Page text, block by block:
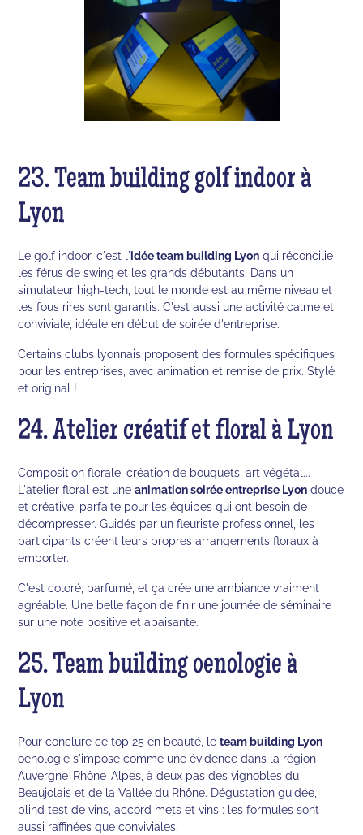
23. Team building golf indoor à
Lyon
Le golf indoor, c'est l'idée team building Lyon qui réconcilie
les férus de swing et les grands débutants. Dans un
simulateur high-tech, tout le monde est au même niveau et
les fous rires sont garantis. C'est aussi une activité calme et
conviviale, idéale en début de soirée d'entreprise.
Certains clubs lyonnais proposent des formules spécifiques
pour les entreprises, avec animation et remise de prix. Stylé
et original !
24. Atelier créatif et floral à Lyon
Composition florale, création de bouquets, art végétal...
L'atelier floral est uneanimation soirée entreprise Lyon douce
et créative, parfaite pour les équipes qui ont besoin de
décompresser. Guidés par un fleuriste professionnel, les
participants créent leurs propres arrangements floraux à
emporter.
C'est coloré, parfumé, et ça crée une ambiance vraiment
agréable. Une belle façon de finir une journée de séminaire
sur une note positive et apaisante.
25. Team building oenologie à
Lyon
Pour conclure ce top 25 en beauté, leteam building Lyon
oenologie s'impose comme une évidence dans la région
Auvergne-Rhône-Alpes, à deux pas des vignobles du
Beaujolais et de la Vallée du Rhône. Dégustation guidée,
blind test de vins, accord mets et vins : les formules sont
aussi raffinées que conviviales.